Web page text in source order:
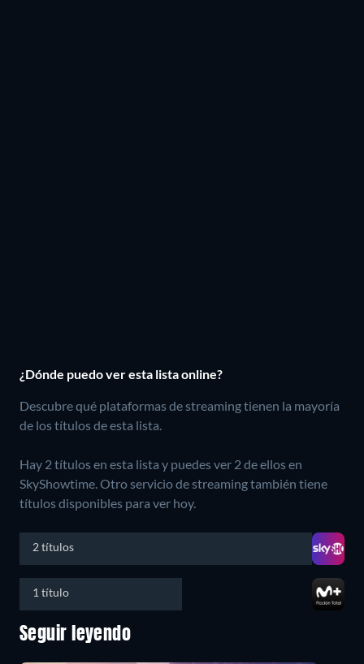
¿Dónde puedo ver esta lista online?
Descubre qué plataformas de streaming tienen la mayoría
de los títulos de esta lista.
Hay 2 títulos en esta lista y puedes ver 2 de ellos en
SkyShowtime. Otro servicio de streaming también tiene
títulos disponibles para ver hoy.
2 títulos
1 título
Seguir leyendo